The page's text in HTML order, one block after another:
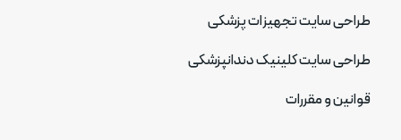
طراحی سایت تجهیزات پزشکی
طراحی سایت کلینیک دندانپزشکی
قوانین و مقررات